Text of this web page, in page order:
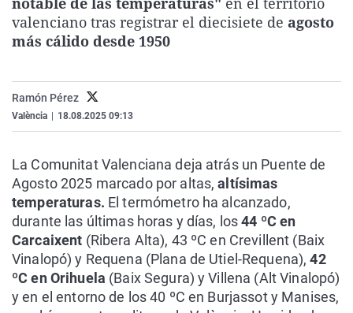
La rosa de los vientos
Caso
Extremadura
Virales
valenciano tras registrar el diecisiete de agosto
más cálido desde 1950
Ramón Pérez
València 18.08.2025 09:13
La Comunitat Valenciana deja atrás un Puente de
Agosto 2025 marcado por altas,altísimas
temperaturas. El termómetro ha alcanzado,
durante las últimas horas y días, los44 ºC en
Carcaixent (Ribera Alta), 43 ºC en Crevillent (Baix
Vinalopó) y Requena (Plana de Utiel-Requena),42
ºC en Orihuela (Baix Segura) y Villena (Alt Vinalopó)
y en el entorno de los 40 ºC en Burjassot y Manises,